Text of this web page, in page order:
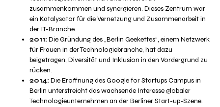
zusammenkommen und synergieren. Dieses Zentrum war
ein Katalysator für die Vernetzung und Zusammenarbeit in
der IT-Branche.
2011: Die Gründung des „Berlin Geekettes“, einem Netzwerk
für Frauen in der Technologiebranche, hat dazu
beigetragen, Diversität und Inklusion in den Vordergrund zu
rücken.
2014: Die Eröffnung des Google for Startups Campus in
Berlin unterstreicht das wachsende Interesse globaler
Technologieunternehmen an der Berliner Start-up-Szene.